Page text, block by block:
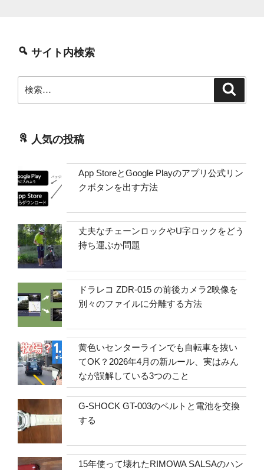
サイト内検索
索:
人気の投稿
App StoreとGoogle Playのアプリ公式リン
クボタンを出す方法
丈夫なチェーンロックやU字ロックをどう
持ち運ぶか問題
ドラレコ ZDR-015 の前後カメラ2映像を
別々のファイルに分離する方法
黄色いセンターラインでも自転車を抜い
てOK？2026年4月の新ルール、実はみん
なが誤解している3つのこと
G-SHOCK GT-003のベルトと電池を交換
する
15年使って壊れたRIMOWA SALSAのハン